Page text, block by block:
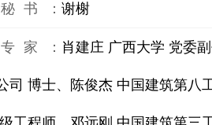
书： 谢榭
家： 肖建庄 广西大学 党委
司 博士、陈俊杰 中国建筑第八